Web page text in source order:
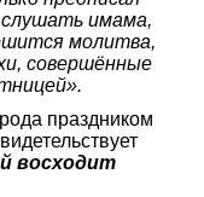
имама,
молитва,
совершённые
праздником
восходит